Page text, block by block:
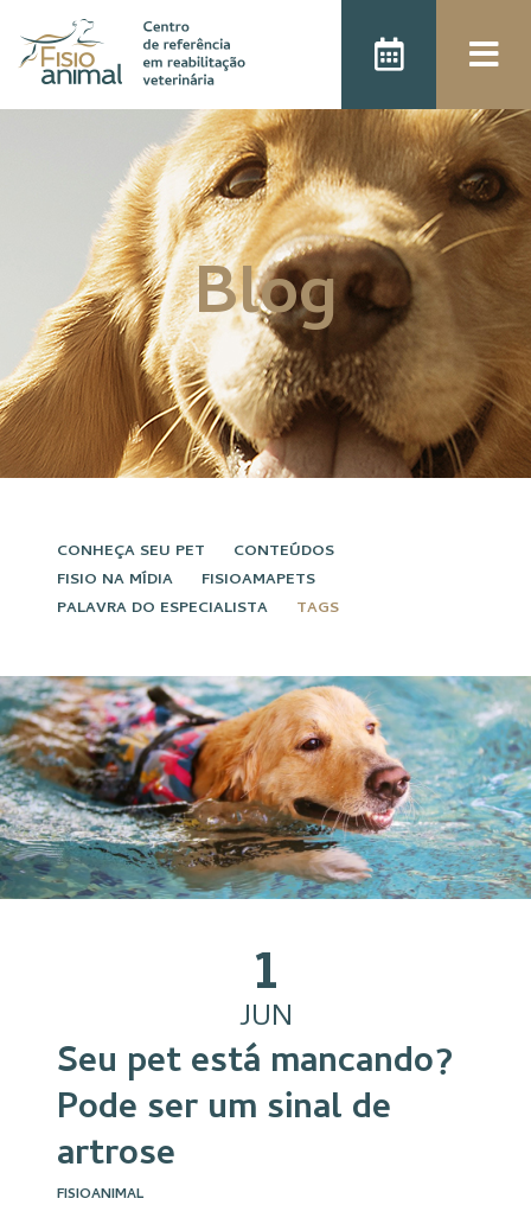
Blog
CONHEÇA SEU PET
CONTEÚDOS
FISIO NA MÍDIA
FISIOAMAPETS
PALAVRA DO ESPECIALISTA
TAGS
1
JUN
Seu pet está mancando?
Pode ser um sinal de
artrose
FISIOANIMAL